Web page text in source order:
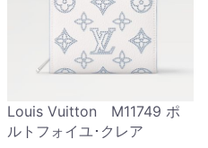
Louis Vuitton M11749 ポ
ルトフォイユ･クレア